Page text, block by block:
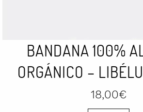
BANDANA 100%
ORGÁNICO –
18,00€